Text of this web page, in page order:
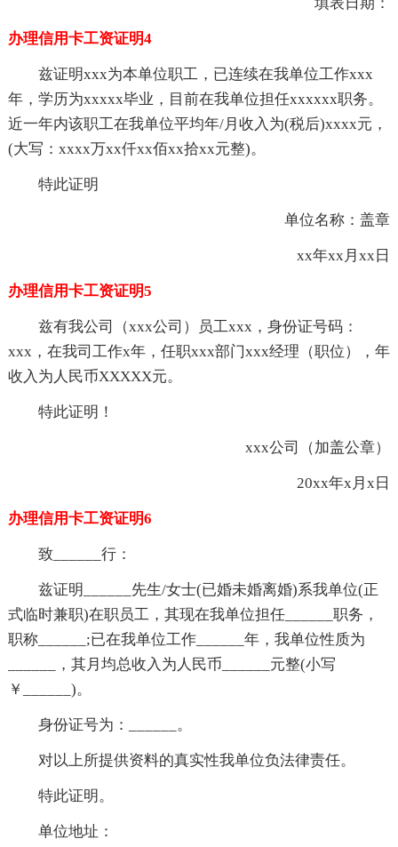
填表日期：
办理信用卡工资证明4
兹证明xxx为本单位职工，已连续在我单位工作xxx
年，学历为xxxxx毕业，目前在我单位担任xxxxxx职务。
近一年内该职工在我单位平均年/月收入为(税后)xxxx元，
(大写：xxxx万xx仟xx佰xx拾xx元整)。
特此证明
单位名称：盖章
xx年xx月xx日
办理信用卡工资证明5
兹有我公司（xxx公司）员工xxx，身份证号码：
xxx，在我司工作x年，任职xxx部门xxx经理（职位），年
收入为人民币XXXXX元。
特此证明！
xxx公司（加盖公章）
20xx年x月x日
办理信用卡工资证明6
致______行：
兹证明______先生/女士(已婚未婚离婚)系我单位(正
式临时兼职)在职员工，其现在我单位担任______职务，
职称______;已在我单位工作______年，我单位性质为
______，其月均总收入为人民币______元整(小写
￥______)。
身份证号为：______。
对以上所提供资料的真实性我单位负法律责任。
特此证明。
单位地址：